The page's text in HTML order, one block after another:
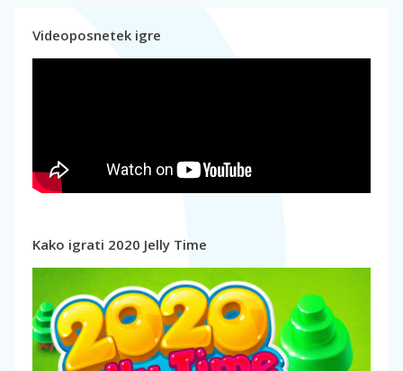
Videoposnetek igre
Kako igrati 2020 Jelly Time